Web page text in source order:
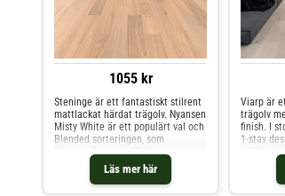
1055 kr
Läs mer här
Steninge är ett fantastiskt stilrent
mattlackat härdat trägolv. Nyansen
Misty White är ett populärt val och
Blended sorteringen, som
kännetecknas av mindre
variationer i nyans och struktur,
bidrar till att ge golvet karaktär.
Denna klass 33-produkt är
Viarp är
trägolv
finish. I
1-stav
hållbar